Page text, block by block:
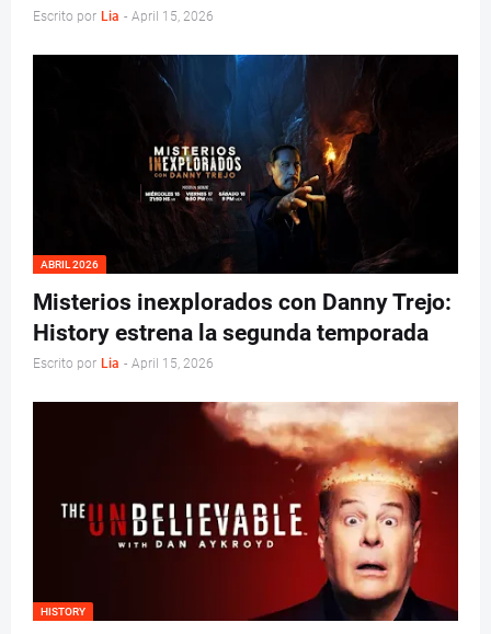
Escrito por Lia - April 15, 2026
ABRIL 2026
Misterios inexplorados con Danny Trejo:
History estrena la segunda temporada
Escrito por Lia - April 15, 2026
HISTORY